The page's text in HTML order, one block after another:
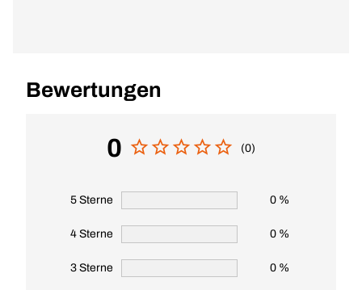
Bewertungen
0 (0)
5 Sterne 0 %
4 Sterne 0 %
3 Sterne 0 %